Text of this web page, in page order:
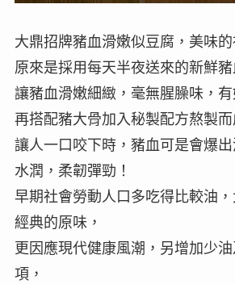
大鼎招牌豬血滑嫩似豆腐，美味
原來是採用每天半夜送來的新鮮豬
讓豬血滑嫩細緻，毫無腥臊味，有
再搭配豬大骨加入秘製配方熬製而
讓人一口咬下時，豬血可是會爆
水潤，柔韌彈勁！
早期社會勞動人口多吃得比較油
經典的原味，
更因應現代健康風潮，另增加少
項，